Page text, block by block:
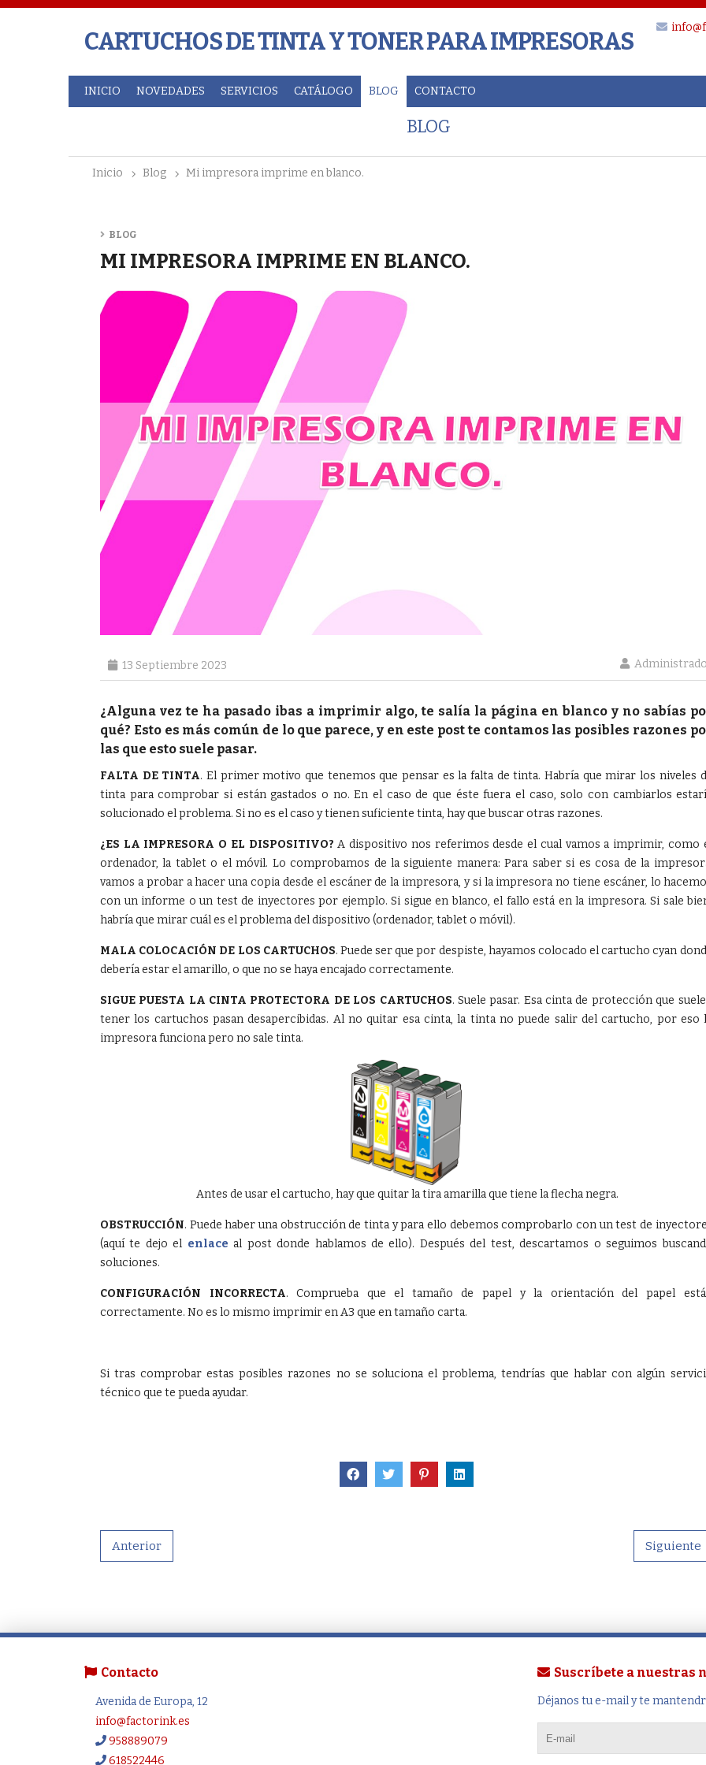
CARTUCHOS DE TINTA Y TONER PARA IMPRESORAS
INICIO NOVEDADES SERVICIOS CATÁLOGO BLOG CONTACTO
BLOG
inicio blog mi impresora imprime en blanco.
MI IMPRESORA IMPRIME EN BLANCO.
13 Septiembre 2023
¿Alguna vez te ha pasado ibas a imprimir algo, te salía la página en blancoy no sabías
qué? Esto es más común de lo que parece, y en este post te contamos las posibles razones
las que esto suele pasar.
FALTA DE TINTA. El primer motivo que tenemos que pensar es la falta de tinta. Habría que mirar los niveles
tinta para comprobar si están gastados o no. En el caso de que éste fuera el caso, solo con cambiarlos
solucionado el problema. Si no es el caso y tienen suficiente tinta, hay que buscar otras razones.
¿ES LA IMPRESORA O EL DISPOSITIVO? A dispositivo nos referimos desde el cual vamos a imprimir, como
ordenador, la tablet o el móvil. Lo comprobamos de la siguiente manera: Para saber si es cosa de la
vamos a probar a hacer una copia desde el escáner de la impresora, y si la impresora no tiene escáner, lo
con un informe o un test de inyectores por ejemplo. Si sigue en blanco, el fallo está en la impresora. Si sale
habría que mirar cuál es el problema del dispositivo (ordenador, tablet o móvil).
MALA COLOCACIÓN DE LOS CARTUCHOS. Puede ser que por despiste, hayamos colocado el cartucho cyan
debería estar el amarillo, o que no se haya encajado correctamente.
SIGUE PUESTA LA CINTA PROTECTORA DE LOS CARTUCHOS. Suele pasar. Esa cinta de protección que
tener los cartuchos pasan desapercibidas. Al no quitar esa cinta, la tinta no puede salir del cartucho, por eso
impresora funciona pero no sale tinta.
Antes de usar el cartucho, hay que quitar la tira amarilla que tiene la flecha negra.
OBSTRUCCIÓN. Puede haber una obstrucción de tinta y para ello debemos comprobarlo con un test de
(aquí te dejo el enlace al post donde hablamos de ello). Después del test, descartamos o seguimos
soluciones.
CONFIGURACIÓN INCORRECTA. Comprueba que el tamaño de papel y la orientación del papel
correctamente. No es lo mismo imprimir en A3 que en tamaño carta.
Si tras comprobar estas posibles razones no se soluciona el problema, tendrías que hablar con algún
técnico que te pueda ayudar.
BLOG
Anterior Siguiente
Contacto
Avenida de Europa, 12
info@factorink.es
958889079
618522446
Suscríbete a nuestras
Déjanos tu e-mail y te